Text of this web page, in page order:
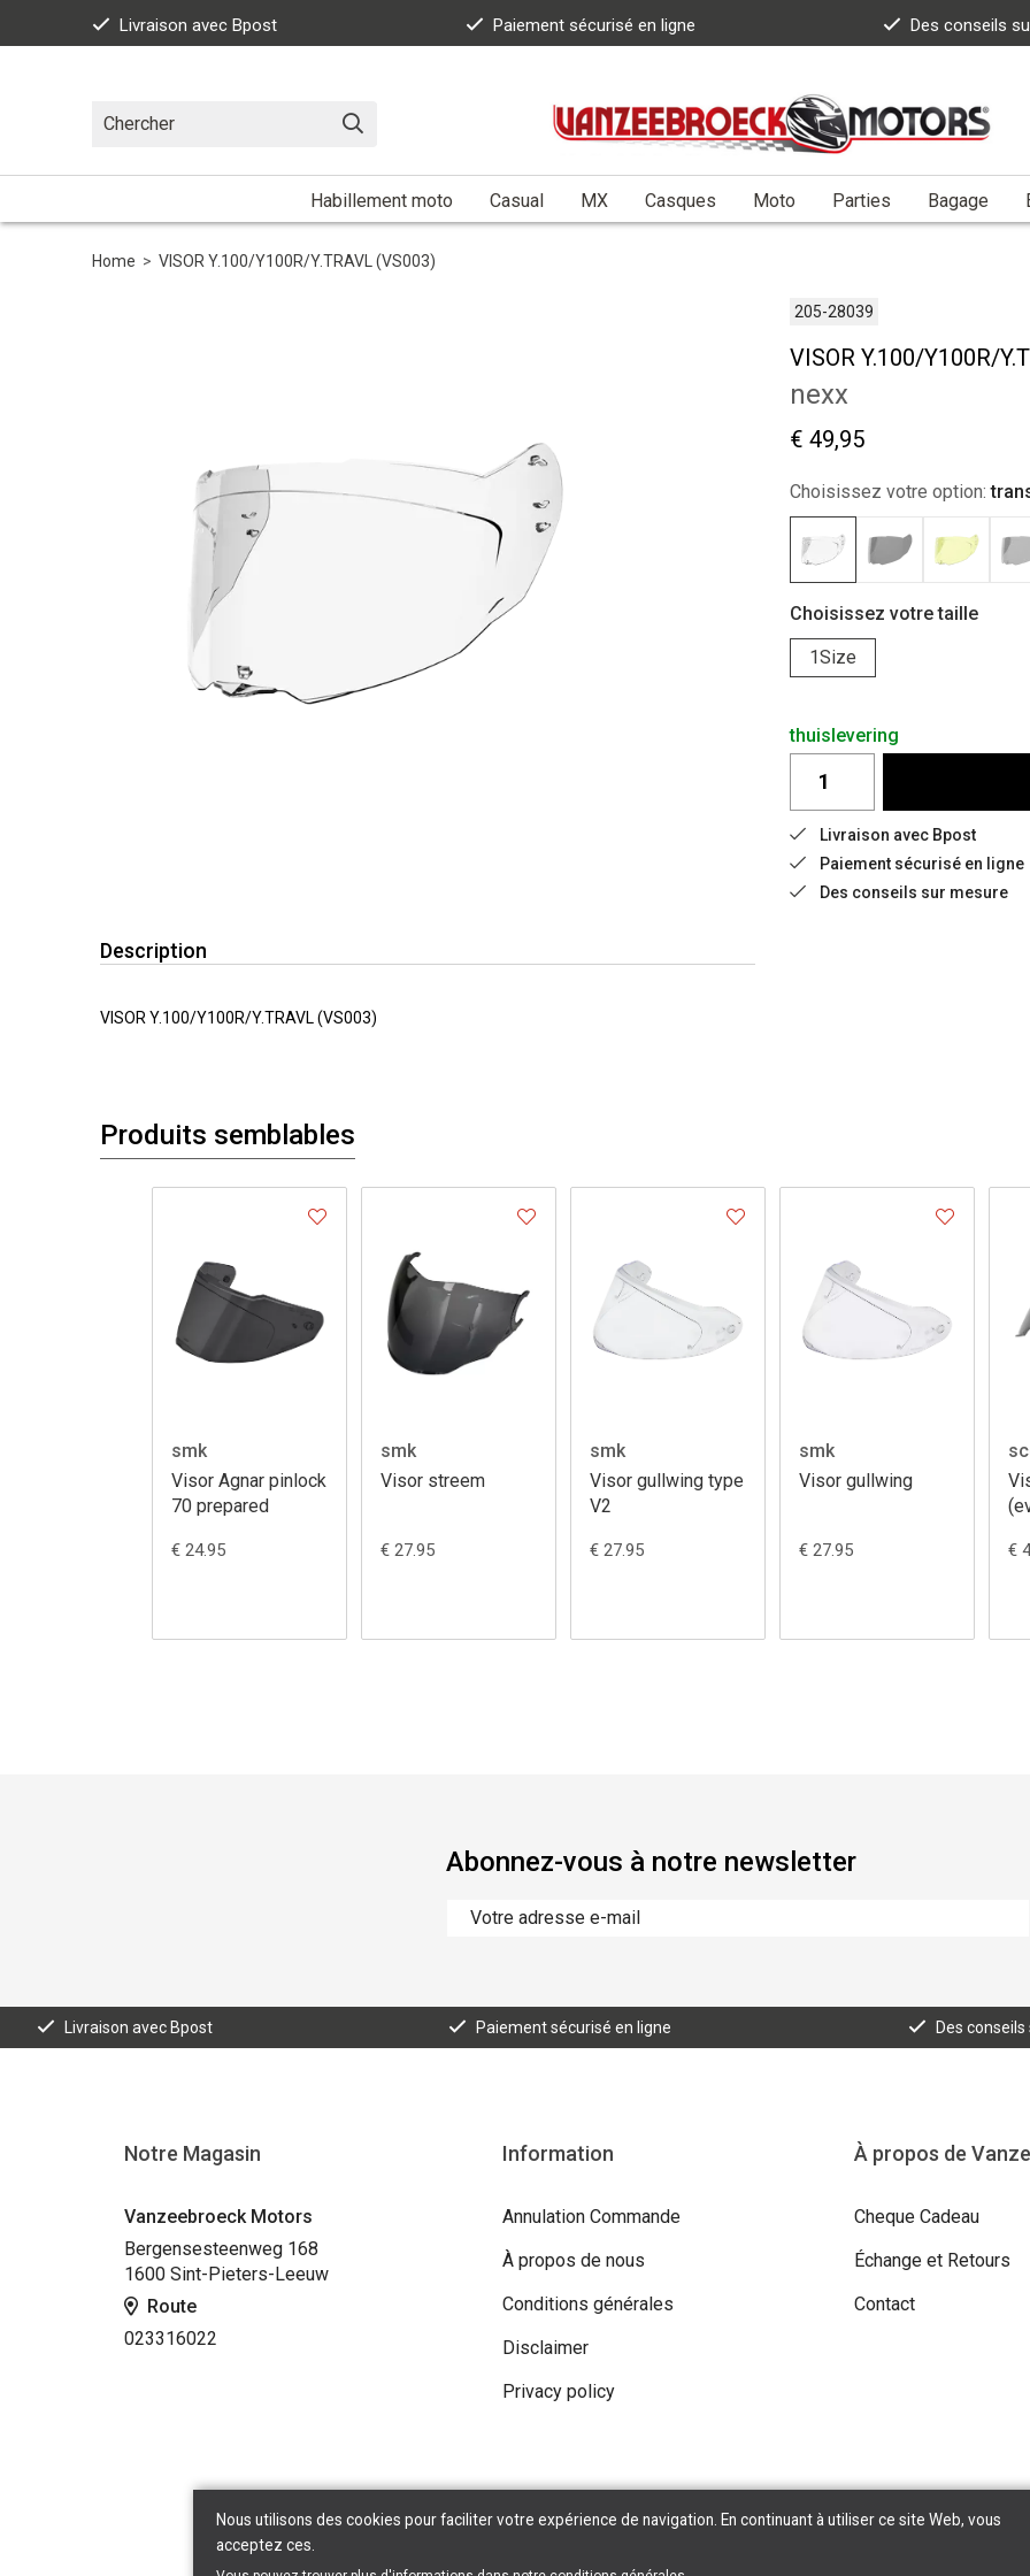
Livraison avec Bpost Paiement sécurisé en ligne Des conseils
Habillement moto Casual MX Casques Moto Parties Bagage
Home > VISOR Y.100/Y100R/Y.TRAVL (VS003)
205-28039
VISOR Y.100/Y100R/
nexx
€ 49,95
Choisissez votre option:
Choisissez votre taille
1Size
thuislevering
Livraison avec Bpost
Paiement sécurisé en ligne
Des conseils sur mesure
Description
VISOR Y.100/Y100R/Y.TRAVL (VS003)
Produits semblables
smk
Visor Agnar pinlock
70 prepared
€ 24.95
smk
Visor streem
€ 27.95
smk
Visor gullwing type
V2
€ 27.95
smk
Visor gullwing
€ 27.95 €
Abonnez-vous à notre newsletter
Livraison avec Bpost Paiement sécurisé en ligne Des
Notre Magasin
Vanzeebroeck Motors
Bergensesteenweg 168
1600 Sint-Pieters-Leeuw
Route
023316022
Information
Annulation Commande
À propos de nous
Conditions générales
Disclaimer
Privacy policy
À propos de
Cheque Cadeau
Échange et Retours
Contact
Copyright © 2026 Vanzeebroeck Motors. All Rights Reserved | Powered By
Nous utilisons des cookies pour faciliter votre expérience de navigation. En continuant à utiliser ce site Web, vous
acceptez ces.